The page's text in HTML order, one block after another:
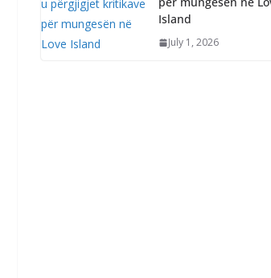
Island
July 1, 2026